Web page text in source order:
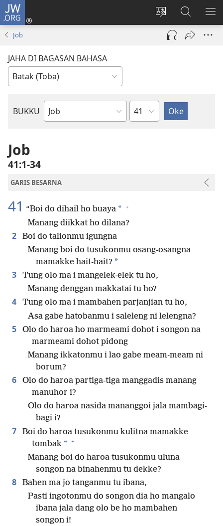
JW.ORG
Ganti
hata
situs
Log
(opens
Lului
di
JW.ORG
Job
JAHA DI BAGASAN BAHASA
BUKKU
Bukku
Bindu
Job
41:1-34
GARIS BESARNA
41 “Boi do dihail ho buaya * +
Manang diikkat ho dilana?
2
Boi do talionmu igungna
Manang boi do tusukonmu osang-osangna
mamakke hait-hait? *
3
Tung olo ma i mangelek-elek tu ho,
Manang denggan makkatai tu ho?
4
Tung olo ma i mambahen parjanjian tu ho,
Asa gabe hatobanmu i saleleng ni lelengna?
5
Olo do haroa ho marmeami dohot i songon na
marmeami dohot pidong
Manang ikkatonmu i lao gabe meam-meam ni
borum?
6
Olo do haroa partiga-tiga manggadis manang
manuhor i?
Olo do haroa nasida mananggoi jala mambagi-
bagi i?
7
Boi do haroa tusukonmu kulitna mamakke
tombak * +
Manang boi do haroa tusukonmu uluna
songon na binahenmu tu dekke?
8
Bahen ma jo tanganmu tu ibana,
Pasti ingotonmu do songon dia ho mangalo
ibana jala dang olo be ho mambahen
songon i!